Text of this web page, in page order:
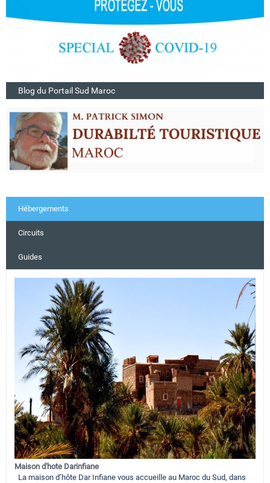
Blog du Portail Sud Maroc
Hébergements
Circuits
Guides
Maison d'hote Darinfiane
La maison d’hôte Dar Infiane vous accueille au Maroc du Sud, dans